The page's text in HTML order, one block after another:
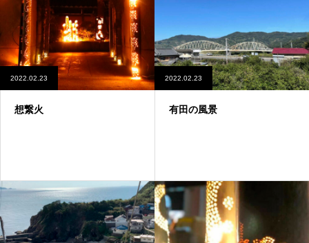
2022.02.23
想繋火
2022.02.23
有田の風景